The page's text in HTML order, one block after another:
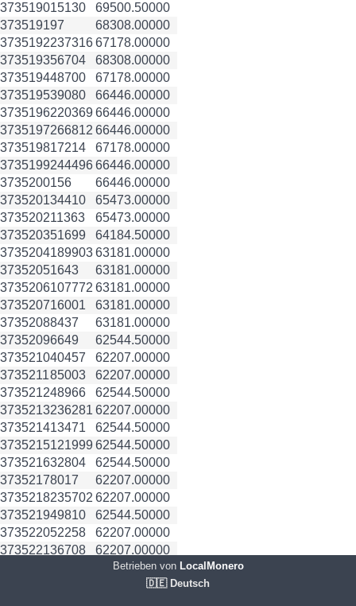
373519015130
69500.50000
373519197
68308.00000
373519223731667178.00000
373519356704
68308.00000
373519448700
67178.00000
373519539080
66446.00000
373519622036966446.00000
3735197266812 66446.00000
373519817214
67178.00000
373519924449666446.00000
3735200156
66446.00000
373520134410
65473.00000
373520211363
65473.00000
373520351699
64184.50000
373520418990363181.00000
37352051643
63181.00000
3735206107772 63181.00000
373520716001
63181.00000
37352088437
63181.00000
37352096649
62544.50000
373521040457
62207.00000
373521185003
62207.00000
373521248966
62544.50000
3735213236281 62207.00000
373521413471
62544.50000
3735215121999 62544.50000
373521632804
62544.50000
37352178017
62207.00000
3735218235702 62207.00000
373521949810
62544.50000
373522052258
62207.00000
373522136708
62207.00000
62207.00000
62544.50000
Betrieben vonLocalMonero
🇩🇪 Deutsch